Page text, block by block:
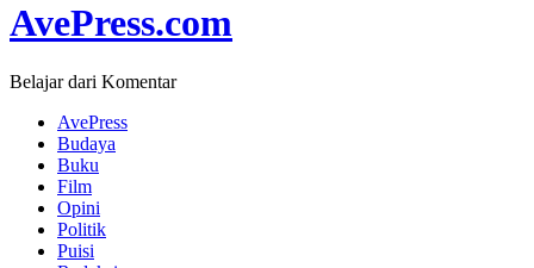
AvePress.com
Belajar dari Komentar
AvePress
Budaya
Buku
Film
Opini
Politik
Puisi